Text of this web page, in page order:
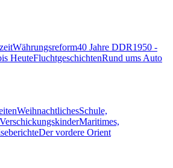
Währungsreform40 Jahre DDR1950 -
HeuteFluchtgeschichtenRund ums Auto
WeihnachtlichesSchule,
VerschickungskinderMaritimes,
Der vordere Orient